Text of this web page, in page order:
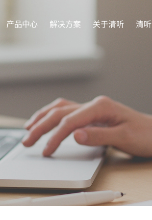
产品中心 解决方案 关于清听 清